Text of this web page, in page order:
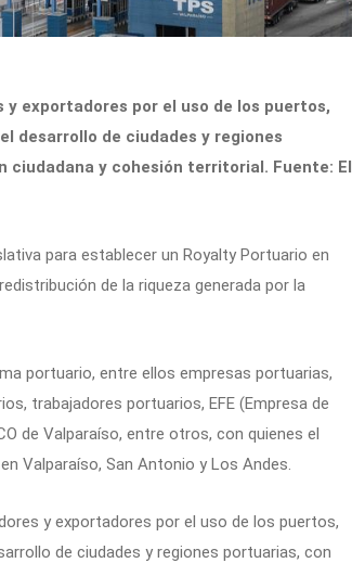
exportadores por el uso de los puertos,
desarrollo de ciudades y regiones
y cohesión territorial. Fuente: El
para establecer un Royalty Portuario en
de la riqueza generada por la
portuario, entre ellos empresas portuarias,
trabajadores portuarios, EFE (Empresa de
de Valparaíso, entre otros, con quienes el
Valparaíso, San Antonio y Los Andes.
y exportadores por el uso de los puertos,
de ciudades y regiones portuarias, con